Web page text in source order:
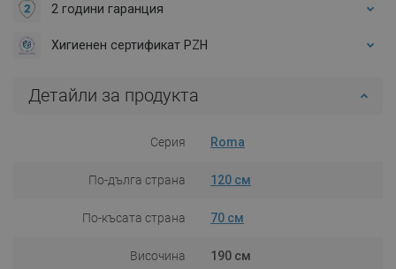
2 години гаранция
Хигиенен сертификат PZH
Детайли за продукта
Серия Roma
По-дълга страна 120 см
По-късата страна 70 см
Височина 190 см